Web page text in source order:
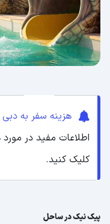
هزینه سفر به دبی
اطلاعات مفید در
کلیک کنید.
پیک نیک در ساحل